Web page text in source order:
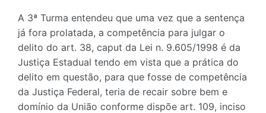
A 3ª Turma entendeu que uma vez que a sentença
já fora prolatada, a competência para julgar o
delito do art. 38, caput da Lei n. 9.605/1998 é da
Justiça Estadual tendo em vista que a prática do
delito em questão, para que fosse de competência
da Justiça Federal, teria de recair sobre bem e
domínio da União conforme dispõe art. 109, inciso